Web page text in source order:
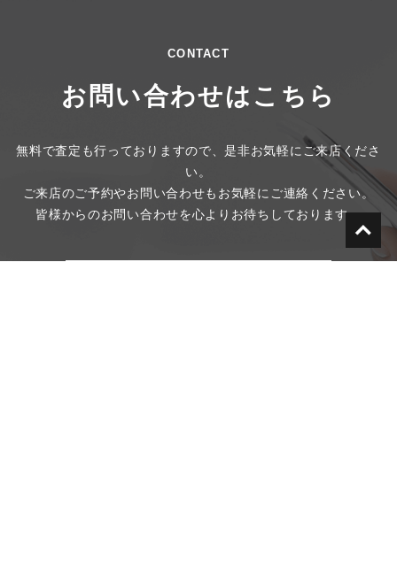
CONTACT
お問い合わせはこちら
無料で査定も行っておりますので、是非お気軽にご来店くださ
い。
ご来店のご予約やお問い合わせもお気軽にご連絡ください。
皆様からのお問い合わせを心よりお待ちしております。